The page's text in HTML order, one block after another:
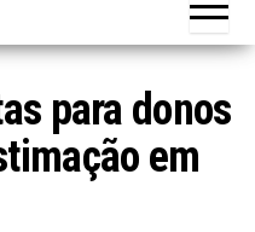
para donos
em